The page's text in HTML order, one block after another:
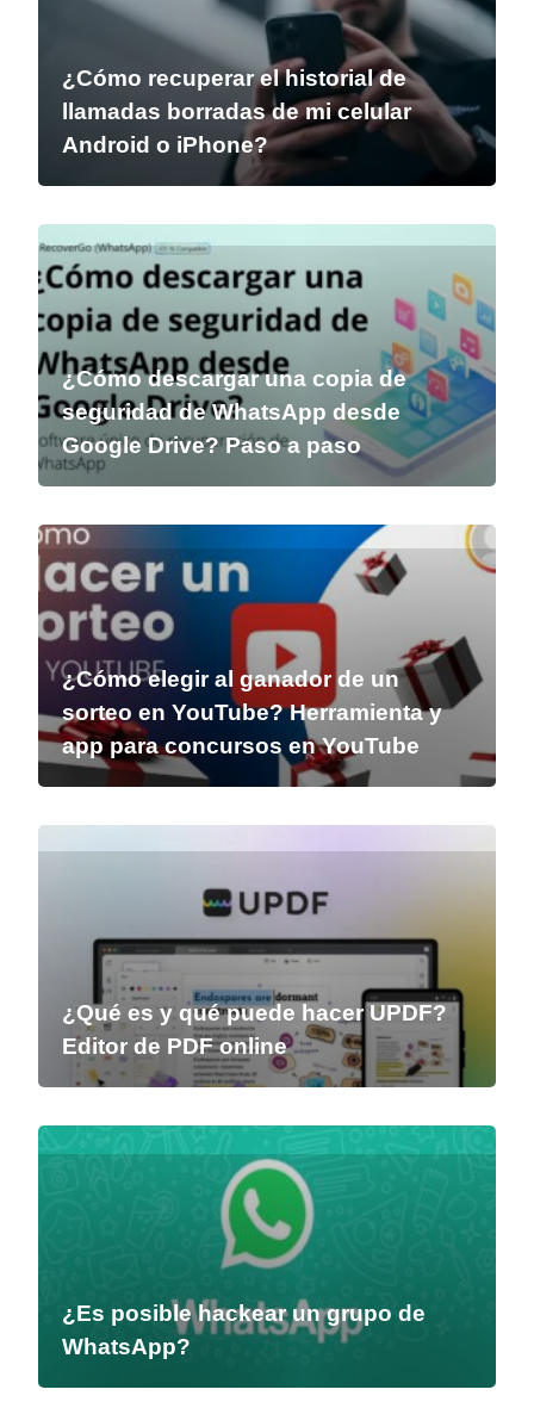
¿Cómo recuperar el historial de
llamadas borradas de mi celular
Android o iPhone?
¿Cómo descargar una copia de
seguridad de WhatsApp desde
Google Drive? Paso a paso
¿Cómo elegir al ganador de un
sorteo en YouTube? Herramienta y
app para concursos en YouTube
¿Qué es y qué puede hacer UPDF?
Editor de PDF online
¿Es posible hackear un grupo de
WhatsApp?